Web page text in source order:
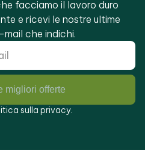
facciamo il lavoro duro
e ricevi le nostre ultime
che indichi.
migliori offerte
sulla privacy.